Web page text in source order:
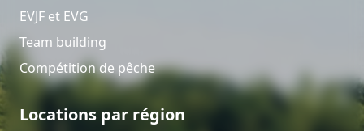
EVJF et EVG
Team building
Compétition de pêche
Locations par région